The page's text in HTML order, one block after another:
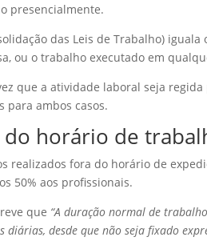
presencialmente.
das Leis de Trabalho)
ou o trabalho executado em
que a atividade laboral seja
para ambos casos.
horário de
realizados fora do horário de
50% aos profissionais.
que “A duração normal de
diárias, desde que não seja fixado